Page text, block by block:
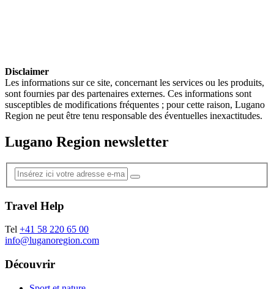
Disclaimer
Les informations sur ce site, concernant les services ou les produits,
sont fournies par des partenaires externes. Ces informations sont
susceptibles de modifications fréquentes ; pour cette raison, Lugano
Region ne peut être tenu responsable des éventuelles inexactitudes.
Lugano Region newsletter
Travel Help
Tel +41 58 220 65 00
info@luganoregion.com
Découvrir